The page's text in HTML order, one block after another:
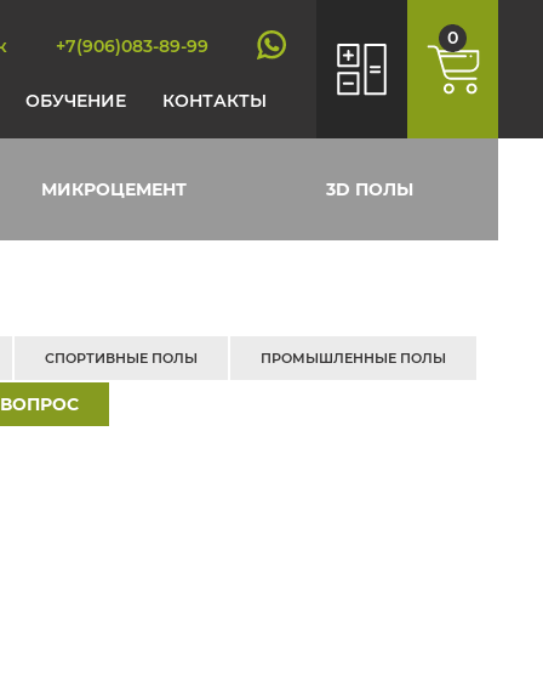
+7(906)083-89-99
ОБУЧЕНИЕ КОНТАКТЫ
0
МИКРОЦЕМЕНТ 3D ПОЛЫ
СПОРТИВНЫЕ ПОЛЫ ПРОМЫШЛЕННЫЕ ПОЛЫ